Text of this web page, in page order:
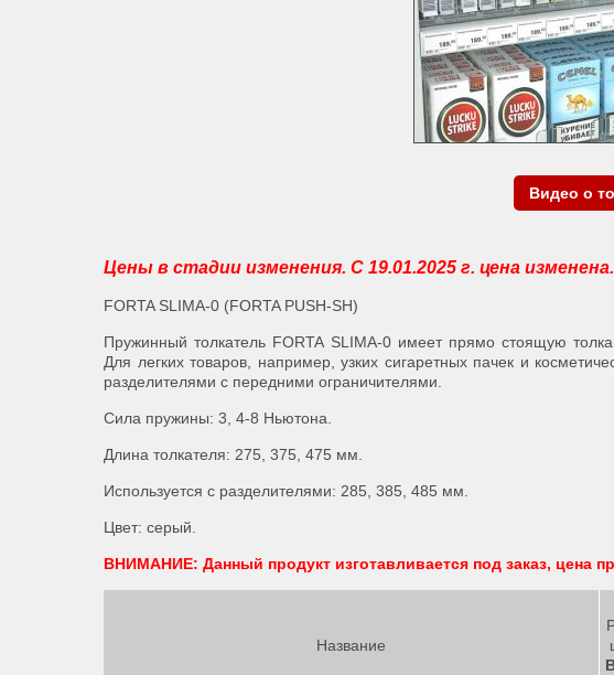
Видео о
Цены в стадии изменения. С 19.01.2025 г. цена
FORTA SLIMA-0 (FORTA PUSH-SH)
Пружинный толкатель FORTA SLIMA-0 имеет прямо стоящую
Для легких товаров, например, узких сигаретных пачек и
разделителями с передними ограничителями.
Сила пружины: 3, 4-8 Ньютона.
Длина толкателя: 275, 375, 475 мм.
Используется с разделителями: 285, 385, 485 мм.
Цвет: серый.
ВНИМАНИЕ: Данный продукт изготавливается под заказ, цена
Название